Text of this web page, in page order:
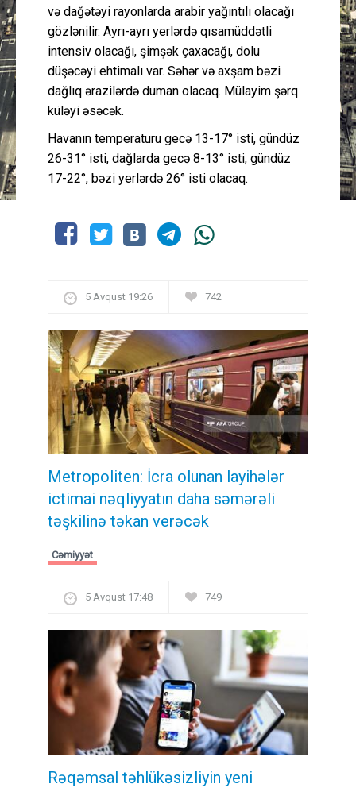
və dağətəyi rayonlarda arabir yağıntılı olacağı
gözlənilir. Ayrı-ayrı yerlərdə qısamüddətli
intensiv olacağı, şimşək çaxacağı, dolu
düşəcəyi ehtimalı var. Səhər və axşam bəzi
dağlıq ərazilərdə duman olacaq. Mülayim şərq
küləyi əsəcək.
Havanın temperaturu gecə 13-17° isti, gündüz
26-31° isti, dağlarda gecə 8-13° isti, gündüz
17-22°, bəzi yerlərdə 26° isti olacaq.
5 Avqust 19:26 742
Metropoliten: İcra olunan layihələr
ictimai nəqliyyatın daha səmərəli
təşkilinə təkan verəcək
Cəmiyyət
5 Avqust 17:48 749
Rəqəmsal təhlükəsizliyin yeni